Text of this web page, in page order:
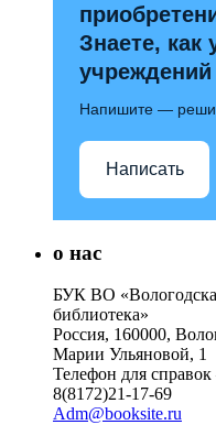
Знаете, как
Напишите —
Написать
о нас
БУК ВО
библиотека»
Россия, 160000,
Марии Ульяновой, 1
Телефон для справок
8(8172)21-17-69
Adm@booksite.ru